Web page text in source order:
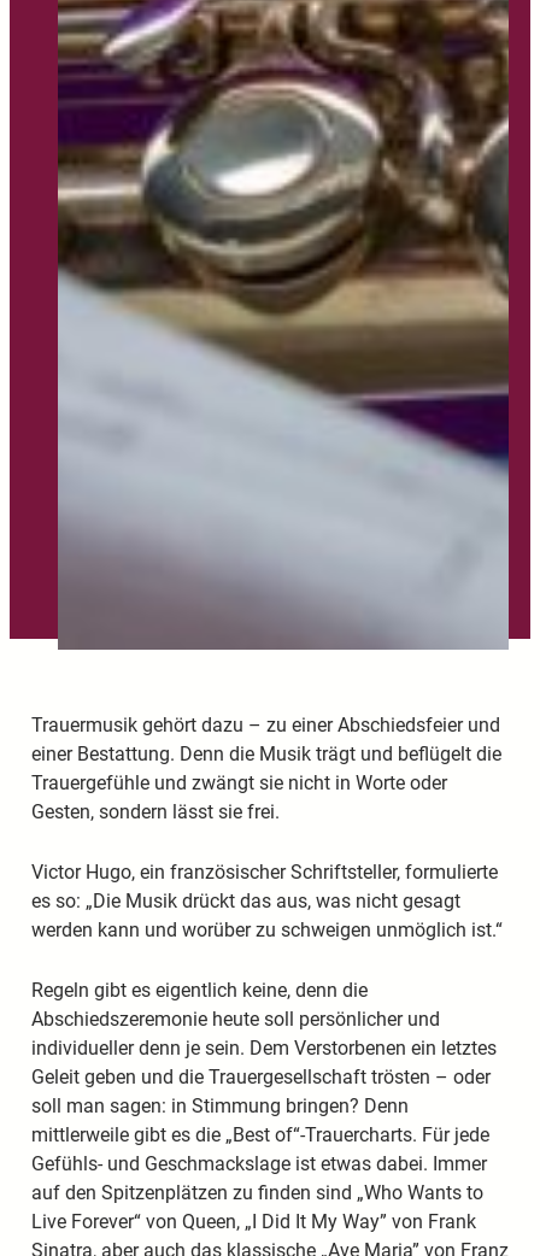
Trauermusik gehört dazu – zu einer Abschiedsfeier und
einer Bestattung. Denn die Musik trägt und beflügelt die
Trauergefühle und zwängt sie nicht in Worte oder
Gesten, sondern lässt sie frei.
Victor Hugo, ein französischer Schriftsteller, formulierte
es so: „Die Musik drückt das aus, was nicht gesagt
werden kann und worüber zu schweigen unmöglich ist.“
Regeln gibt es eigentlich keine, denn die
Abschiedszeremonie heute soll persönlicher und
individueller denn je sein. Dem Verstorbenen ein letztes
Geleit geben und die Trauergesellschaft trösten – oder
soll man sagen: in Stimmung bringen? Denn
mittlerweile gibt es die „Best of“-Trauercharts. Für jede
Gefühls- und Geschmackslage ist etwas dabei. Immer
auf den Spitzenplätzen zu finden sind „Who Wants to
Live Forever“ von Queen, „I Did It My Way” von Frank
Sinatra, aber auch das klassische „Ave Maria” von Franz